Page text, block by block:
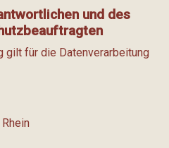
und des
gilt für die Datenverarbeitung